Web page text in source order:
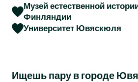
Музей естественной
Финляндии
Университет Ювяскюля
Ищешь пару в городе